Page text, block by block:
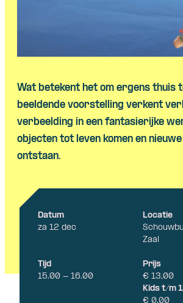
Skip navigatie
Wat betekent het om ergens thuis
beeldende voorstelling verkent
verbeelding in een fantasierijke
objecten tot leven komen en
ontstaan.
Datum
za 12 dec
Locatie
Zaal
Tijd
15.00 - 16.00
Prijs
€ 13,00
Kids t/m
€ 0,00